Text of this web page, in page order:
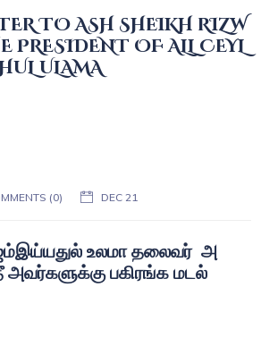
TO ASH SHEIKH RIZW
PRESIDENT OF ALL CEYL
ULAMA
(0) DEC 21
உலமா தலைவர் அ
அவர்களுக்கு பகிரங்க மடல்